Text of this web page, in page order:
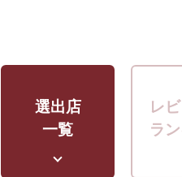
選出店
一覧
レ
ラ